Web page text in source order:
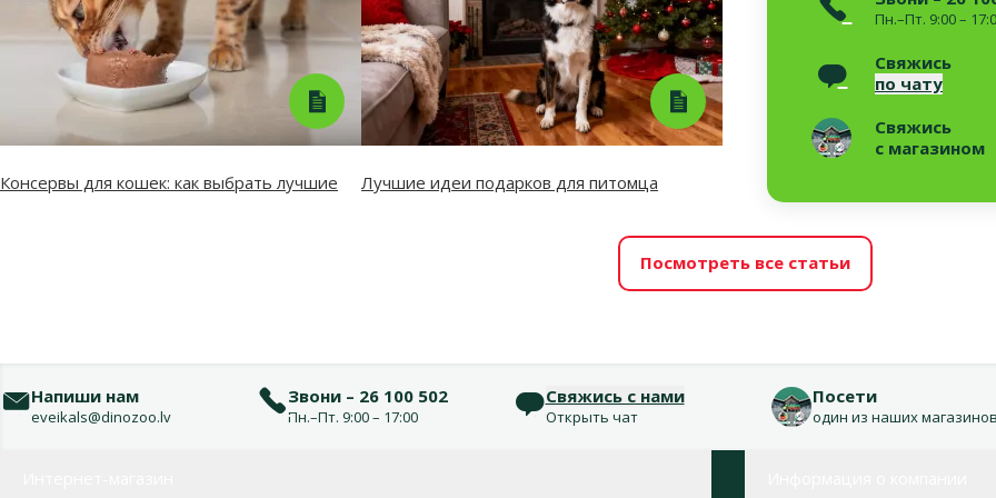
Пн.–Пт. 9:00 –
Свяжись
по чату
Свяжись
с магазином
Консервы для кошек: как выбрать лучшие
Лучшие идеи подарков для питомца
Посмотреть все статьи
Напиши нам
eveikals@dinozoo.lv
Звони – 26 100 502
Пн.–Пт. 9:00 – 17:00
Свяжись с нами
Открыть чат
Посети
один из наших